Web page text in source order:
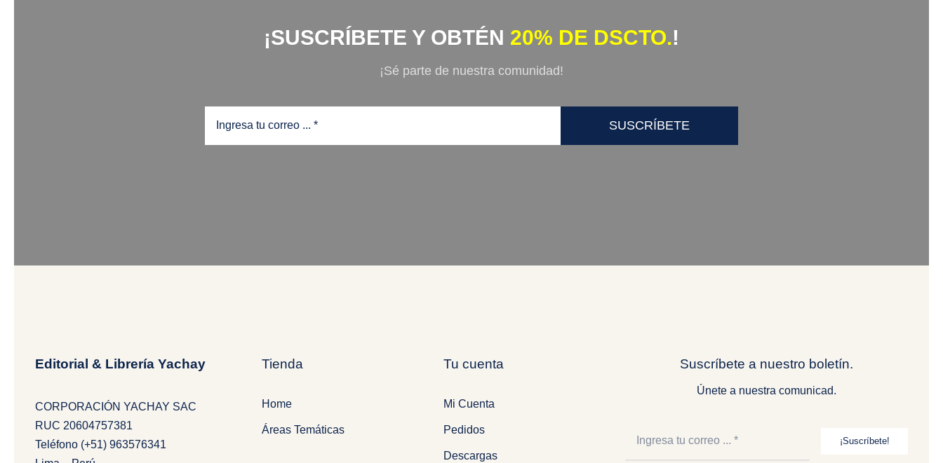
¡SUSCRÍBETE Y OBTÉN 20% DE DSCTO.!
¡Sé parte de nuestra comunidad!
SUSCRÍBETE
Editorial & Librería Yachay
CORPORACIÓN YACHAY SAC
RUC 20604757381
Teléfono (+51) 963576341
Tienda
Home
Áreas Temáticas
Tu cuenta
Mi Cuenta
Pedidos
Descargas
Suscríbete a nuestro boletín.
Únete a nuestra comunicad.
¡Suscríbete!